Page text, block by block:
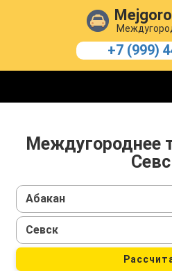
+7 (999)
Междугороднее
Абакан
Севск